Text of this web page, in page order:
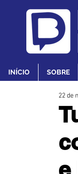
INÍCIO SOBRE
22 de